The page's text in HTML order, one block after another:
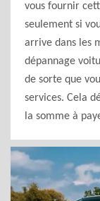
vous fournir
seulement si
arrive dans les
dépannage
de sorte que
services. Cela
la somme à